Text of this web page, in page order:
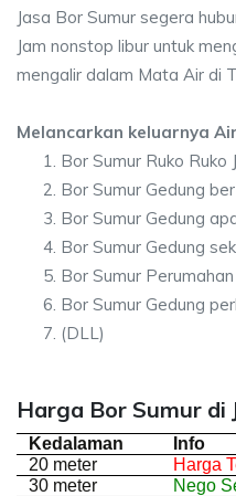
Jasa Bor Sumur segera
Jam nonstop libur untuk
mengalir dalam Mata Air di
Melancarkan keluarnya
Bor Sumur Ruko Ruko
Bor Sumur Gedung
Bor Sumur Gedung
Bor Sumur Gedung
Bor Sumur Perumahan
Bor Sumur Gedung
(DLL)
Harga Bor Sumur di
Kedalaman Info
20 meter
Harga
30 meter
Nego